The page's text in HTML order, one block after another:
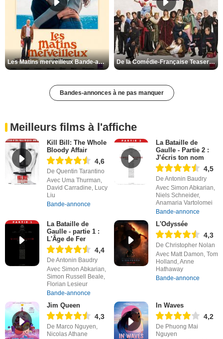
Les Matins merveilleux Bande-annonce VF De la Comédie-Française Teaser VF
Bandes-annonces à ne pas manquer
Meilleurs films à l'affiche
Kill Bill: The Whole
Bloody Affair
4,6
De Quentin Tarantino
Avec Uma Thurman,
David Carradine, Lucy
Liu
Bande-annonce
La Bataille de
Gaulle - Partie 2 :
J’écris ton nom
4,5
De Antonin Baudry
Avec Simon Abkarian,
Niels Schneider,
Anamaria Vartolomei
Bande-annonce
La Bataille de
Gaulle - partie 1 :
L'Âge de Fer
4,4
De Antonin Baudry
Avec Simon Abkarian,
Simon Russell Beale,
Florian Lesieur
Bande-annonce
L'Odyssée
4,3
De Christopher Nolan
Avec Matt Damon, Tom
Holland, Anne
Hathaway
Bande-annonce
Jim Queen
4,3
De Marco Nguyen,
Nicolas Athane
In Waves
4,2
De Phuong Mai
Nguyen